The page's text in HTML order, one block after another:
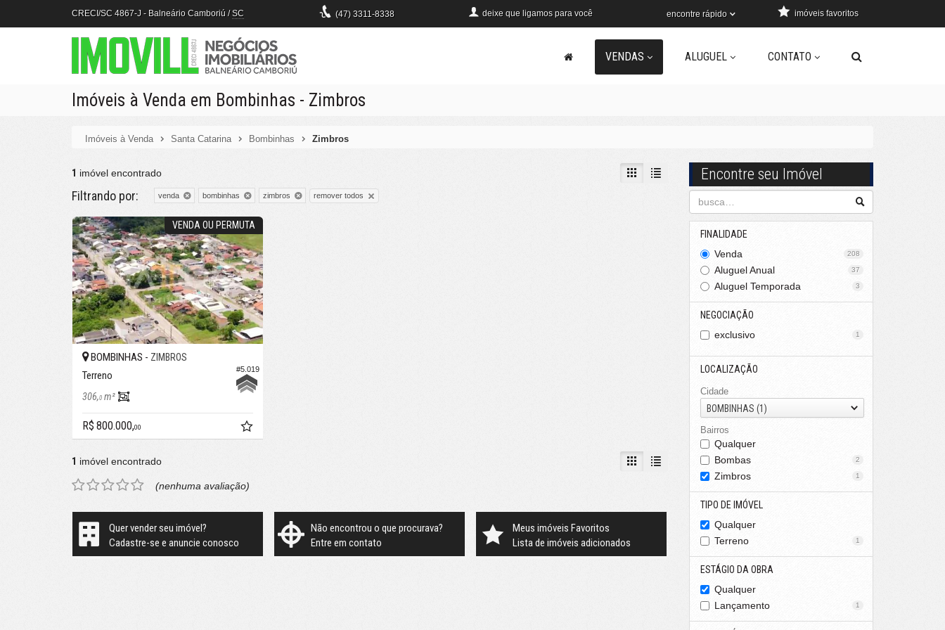
CRECI/SC 4867-J - Balneário Camboriú /SC (47) 3311-8338 deixe que ligamos para você encontre rápido imóveis favoritos
VENDAS ALUGUEL CONTATO
Imóveis à Venda em Bombinhas - Zimbros
Imóveis à Venda Santa Catarina Bombinhas Zimbros
Encontre seu Imóvel
FINALIDADE
Venda
208
Aluguel Anual 37
Aluguel Temporada 3
NEGOCIAÇÃO
exclusivo
1
LOCALIZAÇÃO
Cidade
BOMBINHAS (1)
Bairros
Qualquer
Bombas
2
Zimbros 1
TIPO DE IMÓVEL
Qualquer
Terreno
1
ESTÁGIO DA OBRA
Qualquer
Lançamento
1
1 imóvel encontrado
Filtrando por: venda bombinhas zimbros remover todos
VENDA OU PERMUTA
#5.019
BOMBINHAS - ZIMBROS
Terreno
306,0 m²
R$ 800.000,00
1 imóvel encontrado
(nenhuma avaliação)
Quer vender seu imóvel?
Cadastre-se e anuncie conosco
Não encontrou o que procurava?
Entre em contato
Meus imóveis Favoritos
Lista de imóveis adicionados